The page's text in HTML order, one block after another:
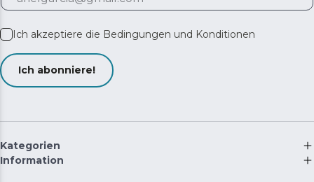
Ich akzeptiere die Bedingungen und Konditionen
Ich abonniere!
Kategorien
Information